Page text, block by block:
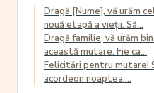
Dragă [Nume], vă urăm
nouă etapă a vieții. Să...
Dragă familie, vă urăm
această mutare. Fie ca...
Felicitări pentru mutare!
acordeon noaptea....